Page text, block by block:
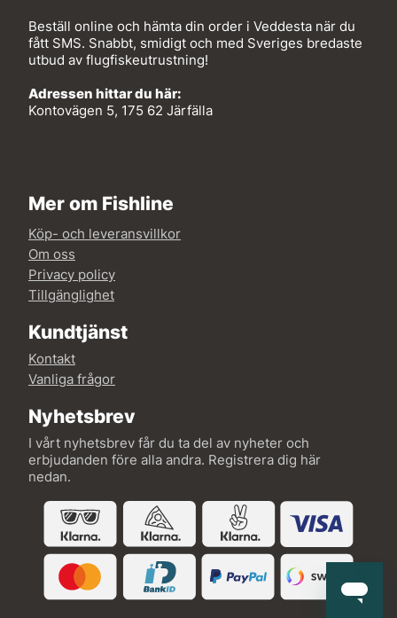
Beställ online och hämta din order i Veddesta när du
fått SMS. Snabbt, smidigt och med Sveriges bredaste
utbud av flugfiskeutrustning!
Adressen hittar du här:
Kontovägen 5, 175 62 Järfälla
Mer om Fishline
Köp- och leveransvillkor
Om oss
Privacy policy
Tillgänglighet
Kundtjänst
Kontakt
Vanliga frågor
Nyhetsbrev
I vårt nyhetsbrev får du ta del av nyheter och
erbjudanden före alla andra. Registrera dig här
nedan.